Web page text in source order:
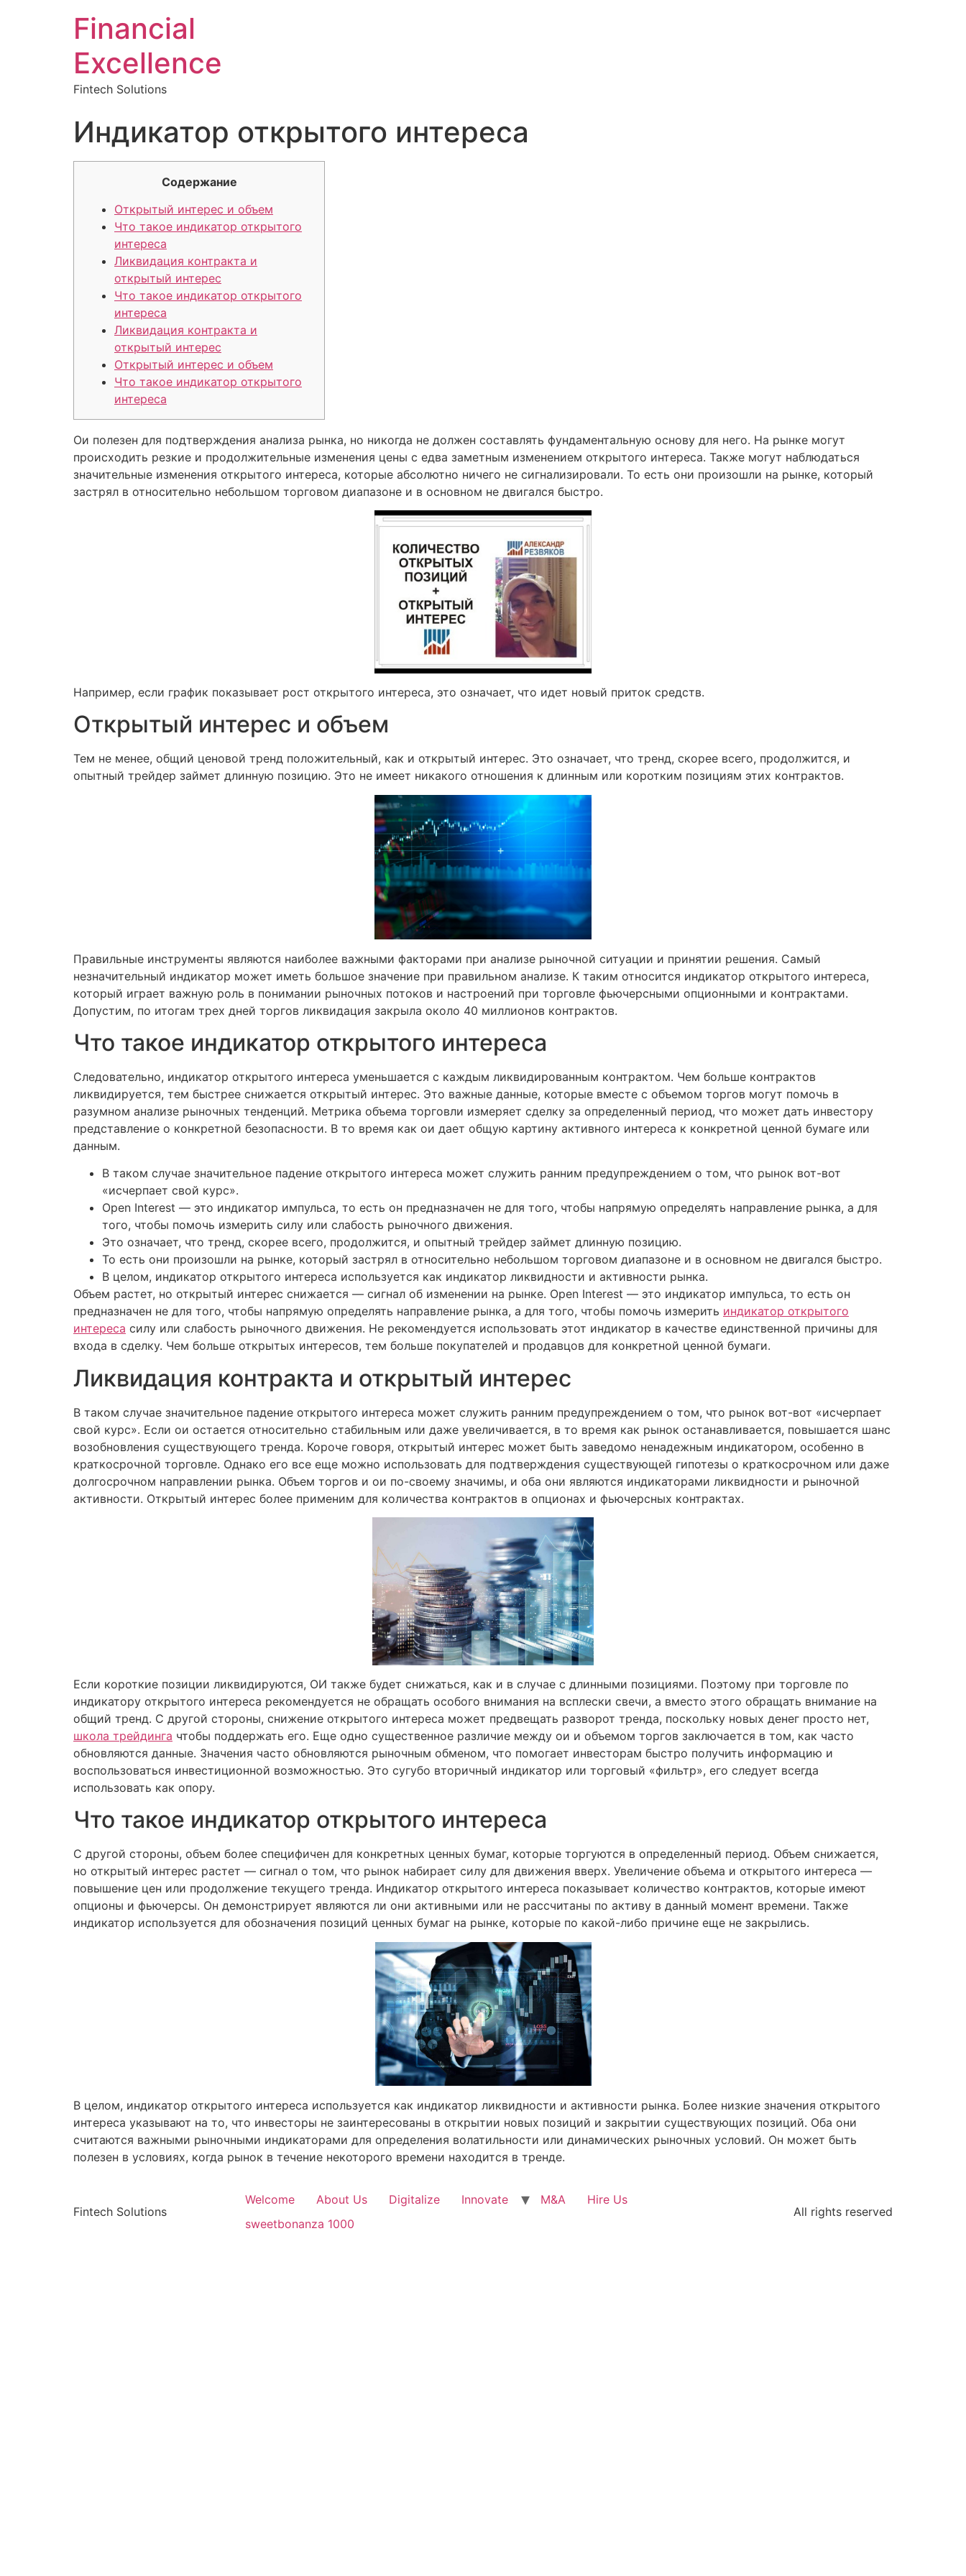
Financial
Excellence
Fintech Solutions
Индикатор открытого интереса
Содержание
Открытый интерес и объем
Что такое индикатор открытого
интереса
Ликвидация контракта и
открытый интерес
Что такое индикатор открытого
интереса
Ликвидация контракта и
открытый интерес
Открытый интерес и объем
Что такое индикатор открытого
интереса
Ои полезен для подтверждения анализа рынка, но никогда не должен составлять фундаментальную основу для него. На рынке могут
происходить резкие и продолжительные изменения цены с едва заметным изменением открытого интереса. Также могут наблюдаться
значительные изменения открытого интереса, которые абсолютно ничего не сигнализировали. То есть они произошли на рынке, который
застрял в относительно небольшом торговом диапазоне и в основном не двигался быстро.
Например, если график показывает рост открытого интереса, это означает, что идет новый приток средств.
Открытый интерес и объем
Тем не менее, общий ценовой тренд положительный, как и открытый интерес. Это означает, что тренд, скорее всего, продолжится, и
опытный трейдер займет длинную позицию. Это не имеет никакого отношения к длинным или коротким позициям этих контрактов.
Правильные инструменты являются наиболее важными факторами при анализе рыночной ситуации и принятии решения. Самый
незначительный индикатор может иметь большое значение при правильном анализе. К таким относится индикатор открытого интереса,
который играет важную роль в понимании рыночных потоков и настроений при торговле фьючерсными опционными и контрактами.
Допустим, по итогам трех дней торгов ликвидация закрыла около 40 миллионов контрактов.
Что такое индикатор открытого интереса
Следовательно, индикатор открытого интереса уменьшается с каждым ликвидированным контрактом. Чем больше контрактов
ликвидируется, тем быстрее снижается открытый интерес. Это важные данные, которые вместе с объемом торгов могут помочь в
разумном анализе рыночных тенденций. Метрика объема торговли измеряет сделку за определенный период, что может дать инвестору
представление о конкретной безопасности. В то время как ои дает общую картину активного интереса к конкретной ценной бумаге или
данным.
В таком случае значительное падение открытого интереса может служить ранним предупреждением о том, что рынок вот-вот
«исчерпает свой курс».
Open Interest — это индикатор импульса, то есть он предназначен не для того, чтобы напрямую определять направление рынка, а для
того, чтобы помочь измерить силу или слабость рыночного движения.
Это означает, что тренд, скорее всего, продолжится, и опытный трейдер займет длинную позицию.
То есть они произошли на рынке, который застрял в относительно небольшом торговом диапазоне и в основном не двигался быстро.
В целом, индикатор открытого интереса используется как индикатор ликвидности и активности рынка.
Объем растет, но открытый интерес снижается — сигнал об изменении на рынке. Open Interest — это индикатор импульса, то есть он
предназначен не для того, чтобы напрямую определять направление рынка, а для того, чтобы помочь измерить индикатор открытого
интереса силу или слабость рыночного движения. Не рекомендуется использовать этот индикатор в качестве единственной причины для
входа в сделку. Чем больше открытых интересов, тем больше покупателей и продавцов для конкретной ценной бумаги.
Ликвидация контракта и открытый интерес
В таком случае значительное падение открытого интереса может служить ранним предупреждением о том, что рынок вот-вот «исчерпает
свой курс». Если ои остается относительно стабильным или даже увеличивается, в то время как рынок останавливается, повышается шанс
возобновления существующего тренда. Короче говоря, открытый интерес может быть заведомо ненадежным индикатором, особенно в
краткосрочной торговле. Однако его все еще можно использовать для подтверждения существующей гипотезы о краткосрочном или даже
долгосрочном направлении рынка. Объем торгов и ои по-своему значимы, и оба они являются индикаторами ликвидности и рыночной
активности. Открытый интерес более применим для количества контрактов в опционах и фьючерсных контрактах.
Если короткие позиции ликвидируются, ОИ также будет снижаться, как и в случае с длинными позициями. Поэтому при торговле по
индикатору открытого интереса рекомендуется не обращать особого внимания на всплески свечи, а вместо этого обращать внимание на
общий тренд. С другой стороны, снижение открытого интереса может предвещать разворот тренда, поскольку новых денег просто нет,
школа трейдинга чтобы поддержать его. Еще одно существенное различие между ои и объемом торгов заключается в том, как часто
обновляются данные. Значения часто обновляются рыночным обменом, что помогает инвесторам быстро получить информацию и
воспользоваться инвестиционной возможностью. Это сугубо вторичный индикатор или торговый «фильтр», его следует всегда
использовать как опору.
Что такое индикатор открытого интереса
С другой стороны, объем более специфичен для конкретных ценных бумаг, которые торгуются в определенный период. Объем снижается,
но открытый интерес растет — сигнал о том, что рынок набирает силу для движения вверх. Увеличение объема и открытого интереса —
повышение цен или продолжение текущего тренда. Индикатор открытого интереса показывает количество контрактов, которые имеют
опционы и фьючерсы. Он демонстрирует являются ли они активными или не рассчитаны по активу в данный момент времени. Также
индикатор используется для обозначения позиций ценных бумаг на рынке, которые по какой-либо причине еще не закрылись.
В целом, индикатор открытого интереса используется как индикатор ликвидности и активности рынка. Более низкие значения открытого
интереса указывают на то, что инвесторы не заинтересованы в открытии новых позиций и закрытии существующих позиций. Оба они
считаются важными рыночными индикаторами для определения волатильности или динамических рыночных условий. Он может быть
полезен в условиях, когда рынок в течение некоторого времени находится в тренде.
Fintech Solutions
Welcome About Us Digitalize Innovate M&A
Hire Us
sweetbonanza 1000
All rights reserved